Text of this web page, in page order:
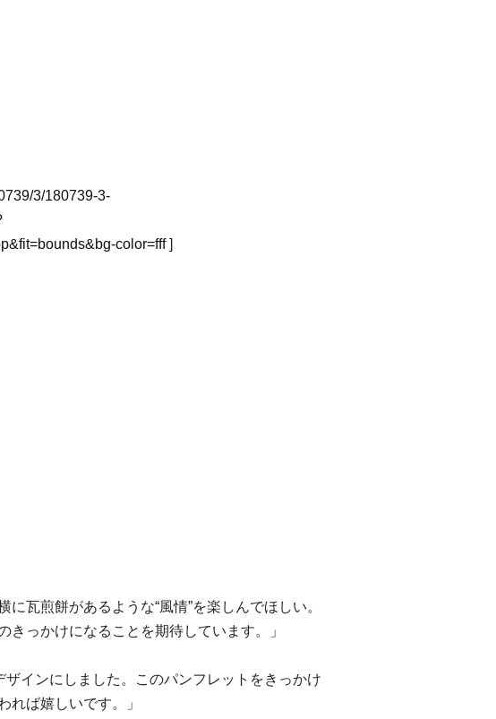
3/180739-3-
color=fff]
瓦煎餅があるような“風情”を楽しんでほしい。
っかけになることを期待しています。」
ザインにしました。このパンフレットをきっかけ
れば嬉しいです。」